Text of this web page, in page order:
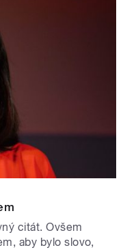
citát. Ovšem
aby bylo slovo,